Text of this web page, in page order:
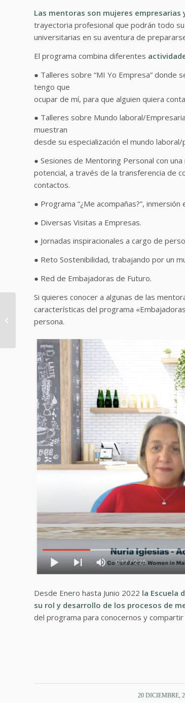
Las mentoras son mujeres
trayectoria profesional que podrán todo
universitarias en su aventura de
El programa combina diferentes
● Talleres sobre “MI Yo Empresa” donde
tengo que
ocupar de mí, para que alguien quiera
● Talleres sobre Mundo laboral/
muestran
desde su especialización el mundo
● Sesiones de Mentoring Personal con
potencial, a través de la transferencia de
contactos.
● Programa “¿Me acompañas?”,
● Diversas Visitas a Empresas.
● Jornadas inspiracionales a cargo de
● Reto Sostenibilidad, trabajando por un
● Red de Embajadoras de Futuro.
Si quieres conocer a algunas de las
características del programa
persona.
Desde Enero hasta Junio 2022 la Escuela
su rol y desarrollo de los procesos de
del programa para conocernos y
20 DICIEMBRE,
/
Entrevista sobre
Mentoring para